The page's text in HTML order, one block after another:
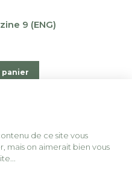
9 (ENG)
panier
de ce site vous
mais on aimerait bien vous